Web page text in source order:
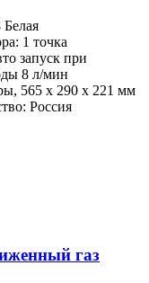
Белая
1 точка
запуск при
8 л/мин
565 х 290 х 221 мм
Россия
газ